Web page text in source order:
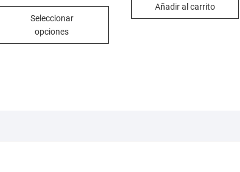
Seleccionar
opciones
Este
Añadir al carrito